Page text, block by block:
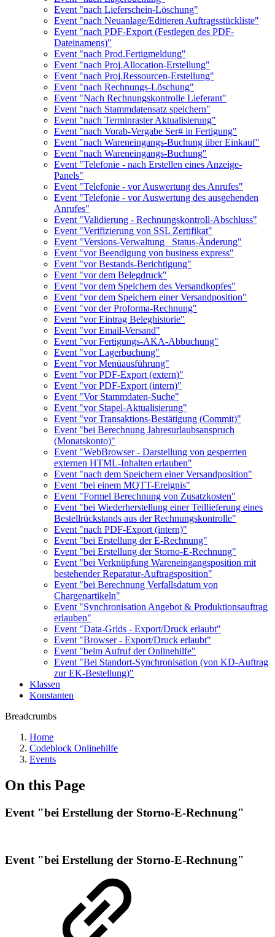
Event "nach Lieferschein-Löschung"
Event "nach Neuanlage/Editieren Auftragsstückliste"
Event "nach PDF-Export (Festlegen des PDF-
Dateinamens)"
Event "nach Prod.Fertigmeldung"
Event "nach Proj.Allocation-Erstellung"
Event "nach Proj.Ressourcen-Erstellung"
Event "nach Rechnungs-Löschung"
Event "Nach Rechnungskontrolle Lieferant"
Event "nach Stammdatensatz speichern"
Event "nach Terminraster Aktualisierung"
Event "nach Vorab-Vergabe Ser# in Fertigung"
Event "nach Wareneingangs-Buchung über Einkauf"
Event "nach Wareneingangs-Buchung"
Event "Telefonie - nach Erstellen eines Anzeige-
Panels"
Event "Telefonie - vor Auswertung des Anrufes"
Event "Telefonie - vor Auswertung des ausgehenden
Anrufes"
Event "Validierung - Rechnungskontroll-Abschluss"
Event "Verifizierung von SSL Zertifikat"
Event "Versions-Verwaltung_ Status-Änderung"
Event "vor Beendigung von business express"
Event "vor Bestands-Berichtigung"
Event "vor dem Belegdruck"
Event "vor dem Speichern des Versandkopfes"
Event "vor dem Speichern einer Versandposition"
Event "vor der Proforma-Rechnung"
Event "vor Eintrag Beleghistorie"
Event "vor Email-Versand"
Event "vor Fertigungs-AKA-Abbuchung"
Event "vor Lagerbuchung"
Event "vor Menüausführung"
Event "vor PDF-Export (extern)"
Event "vor PDF-Export (intern)"
Event "Vor Stammdaten-Suche"
Event "vor Stapel-Aktualisierung"
Event "vor Transaktions-Bestätigung (Commit)"
Event "bei Berechnung Jahresurlaubsanspruch
(Monatskonto)"
Event "WebBrowser - Darstellung von gesperrten
externen HTML-Inhalten erlauben"
Event "nach dem Speichern einer Versandposition"
Event "bei einem MQTT-Ereignis"
Event "Formel Berechnung von Zusatzkosten"
Event "bei Wiederherstellung einer Teillieferung eines
Bestellrückstands aus der Rechnungskontrolle"
Event "nach PDF-Export (intern)"
Event "bei Erstellung der E-Rechnung"
Event "bei Erstellung der Storno-E-Rechnung"
Event "bei Verknüpfung Wareneingangsposition mit
bestehender Reparatur-Auftragsposition"
Event "bei Berechnung Verfallsdatum von
Chargenartikeln"
Event "Synchronisation Angebot & Produktionsauftrag
erlauben"
Event "Data-Grids - Export/Druck erlaubt"
Event "Browser - Export/Druck erlaubt"
Event "beim Aufruf der Onlinehilfe"
Event "Bei Standort-Synchronisation (von KD-Auftrag
zur EK-Bestellung)"
Klassen
Konstanten
Breadcrumbs
Home
Codeblock Onlinehilfe
Events
On this Page
Event "bei Erstellung der Storno-E-Rechnung"
Event "bei Erstellung der Storno-E-Rechnung"